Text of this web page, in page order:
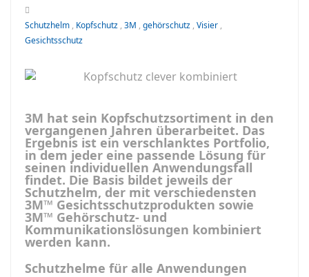
Schutzhelm , Kopfschutz , 3M , gehörschutz , Visier ,
Gesichtsschutz
3M hat sein Kopfschutzsortiment in den
vergangenen Jahren überarbeitet. Das
Ergebnis ist ein verschlanktes Portfolio,
in dem jeder eine passende Lösung für
seinen individuellen Anwendungsfall
findet. Die Basis bildet jeweils der
Schutzhelm, der mit verschiedensten
3M™ Gesichtsschutzprodukten sowie
3M™ Gehörschutz- und
Kommunikationslösungen kombiniert
werden kann.
Schutzhelme für alle Anwendungen